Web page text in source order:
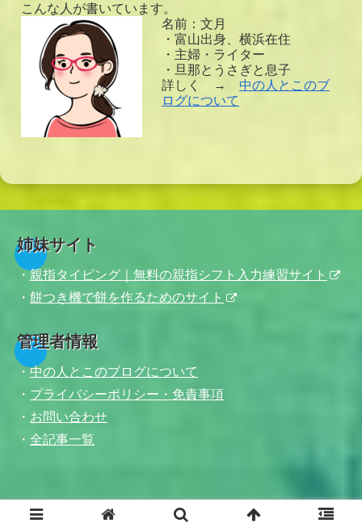
こんな人が書いています。
名前：文月
・富山出身、横浜在住
・主婦・ライター
・旦那とうさぎと息子
詳しく → 中の人とこのブ
ログについて
姉妹サイト
・親指タイピング｜無料の親指シフト入力練習サイト
・ 餅つき機で餅を作るためのサイト
管理者情報
・中の人とこのブログについて
・ プライバシーポリシー・免責事項
・ お問い合わせ
・ 全記事一覧
© 2017-2026 青空庭園.